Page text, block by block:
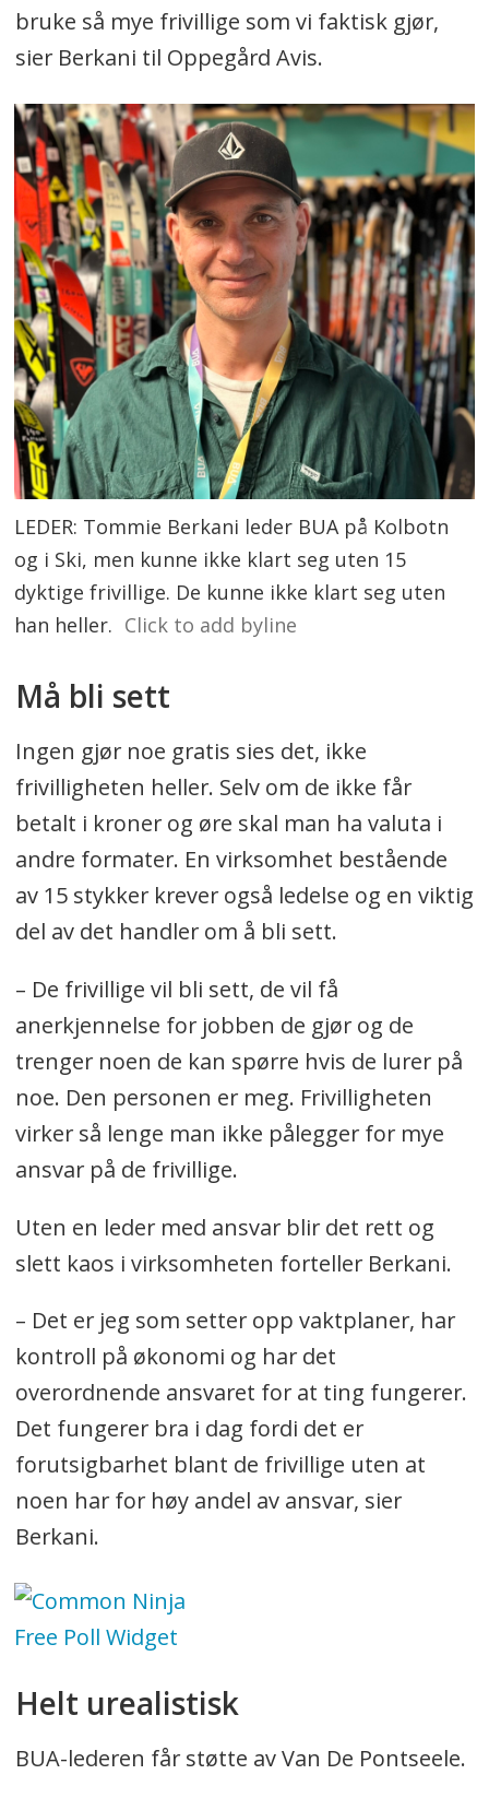
bruke så mye frivillige som vi faktisk gjør,
sier Berkani til Oppegård Avis.
LEDER: Tommie Berkani leder BUA på Kolbotn
og i Ski, men kunne ikke klart seg uten 15
dyktige frivillige. De kunne ikke klart seg uten
han heller. Click to add byline
Må bli sett
Ingen gjør noe gratis sies det, ikke
frivilligheten heller. Selv om de ikke får
betalt i kroner og øre skal man ha valuta i
andre formater. En virksomhet bestående
av 15 stykker krever også ledelse og en viktig
del av det handler om å bli sett.
– De frivillige vil bli sett, de vil få
anerkjennelse for jobben de gjør og de
trenger noen de kan spørre hvis de lurer på
noe. Den personen er meg. Frivilligheten
virker så lenge man ikke pålegger for mye
ansvar på de frivillige.
Uten en leder med ansvar blir det rett og
slett kaos i virksomheten forteller Berkani.
– Det er jeg som setter opp vaktplaner, har
kontroll på økonomi og har det
overordnende ansvaret for at ting fungerer.
Det fungerer bra i dag fordi det er
forutsigbarhet blant de frivillige uten at
noen har for høy andel av ansvar, sier
Berkani.
Free Poll Widget
Helt urealistisk
BUA-lederen får støtte av Van De Pontseele.